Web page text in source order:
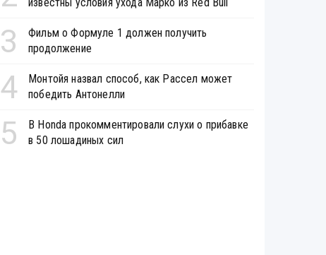
3
Фильм о Формуле 1 должен получить
продолжение
4
Монтойя назвал способ, как Рассел может
победить Антонелли
5
В Honda прокомментировали слухи о прибавке
в 50 лошадиных сил